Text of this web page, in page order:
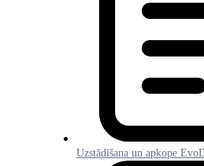
Uzstādīšana un apkope